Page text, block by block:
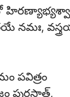
పవిత్రం
పురస్తాత్,